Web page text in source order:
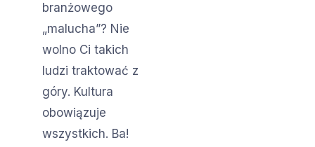
branżowego
„malucha”? Nie
wolno Ci takich
ludzi traktować z
góry. Kultura
obowiązuje
wszystkich. Ba!